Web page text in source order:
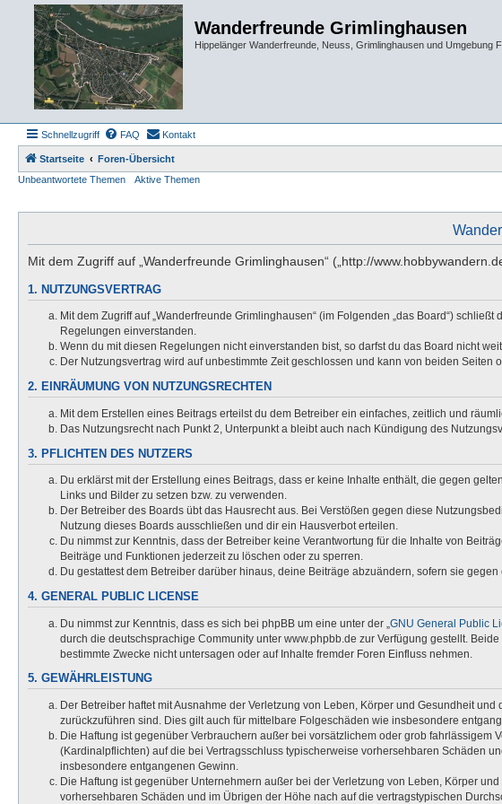
Wanderfreunde Grimlinghausen
Hippelänger Wanderfreunde, Neuss, Grimlinghausen und Umgebung
Schnellzugriff FAQ Kontakt
Startseite
Foren-Übersicht
Unbeantwortete Themen
Aktive Themen
Mit dem Zugriff auf „Wanderfreunde Grimlinghausen“ („http://
1. NUTZUNGSVERTRAG
Mit dem Zugriff auf „Wanderfreunde Grimlinghausen“ (im Folgenden „das Board“)
Regelungen einverstanden.
Wenn du mit diesen Regelungen nicht einverstanden bist, so darfst du das Board nicht
Der Nutzungsvertrag wird auf unbestimmte Zeit geschlossen und kann von beiden
2. EINRÄUMUNG VON NUTZUNGSRECHTEN
Mit dem Erstellen eines Beitrags erteilst du dem Betreiber ein einfaches, zeitlich und
Das Nutzungsrecht nach Punkt 2, Unterpunkt a bleibt auch nach Kündigung des
3. PFLICHTEN DES NUTZERS
Du erklärst mit der Erstellung eines Beitrags, dass er keine Inhalte enthält, die gegen
Links und Bilder zu setzen bzw. zu verwenden.
Der Betreiber des Boards übt das Hausrecht aus. Bei Verstößen gegen diese
Nutzung dieses Boards ausschließen und dir ein Hausverbot erteilen.
Du nimmst zur Kenntnis, dass der Betreiber keine Verantwortung für die Inhalte von
Beiträge und Funktionen jederzeit zu löschen oder zu sperren.
Du gestattest dem Betreiber darüber hinaus, deine Beiträge abzuändern, sofern sie
4. GENERAL PUBLIC LICENSE
Du nimmst zur Kenntnis, dass es sich bei phpBB um eine unter der „ GNU General Public
durch die deutschsprachige Community unter www.phpbb.de zur Verfügung gestellt.
bestimmte Zwecke nicht untersagen oder auf Inhalte fremder Foren Einfluss nehmen.
5. GEWÄHRLEISTUNG
Der Betreiber haftet mit Ausnahme der Verletzung von Leben, Körper und Gesundheit
zurückzuführen sind. Dies gilt auch für mittelbare Folgeschäden wie insbesondere
Die Haftung ist gegenüber Verbrauchern außer bei vorsätzlichem oder grob
(Kardinalpflichten) auf die bei Vertragsschluss typischerweise vorhersehbaren Schäden
insbesondere entgangenen Gewinn.
Die Haftung ist gegenüber Unternehmern außer bei der Verletzung von Leben, Körper
vorhersehbaren Schäden und im Übrigen der Höhe nach auf die vertragstypischen